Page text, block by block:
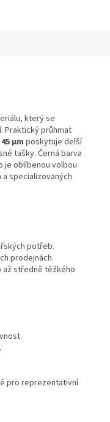
který se
Praktický průhmat
45 μm poskytuje delší
tašky. Černá barva
je oblíbenou volbou
specializovaných
potřeb.
prodejnách.
až středně těžkého
pro reprezentativní